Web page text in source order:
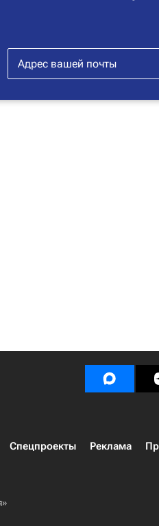
Спецпроекты
Реклама